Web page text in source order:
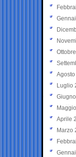
Agosto
Luglio
Aprile
Marzo